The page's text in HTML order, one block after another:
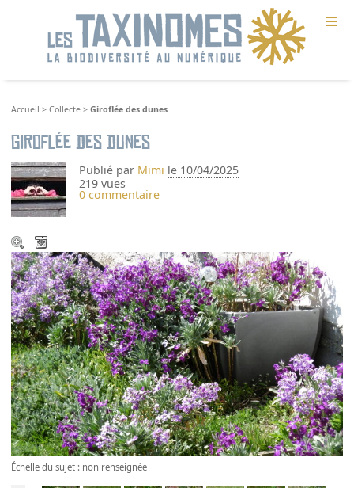
≡
Accueil >Collecte >Giroflée des dunes
Giroflée des dunes
Publié par Mimi le 10/04/2025
219 vues
0 commentaire
Échelle du sujet : non renseignée